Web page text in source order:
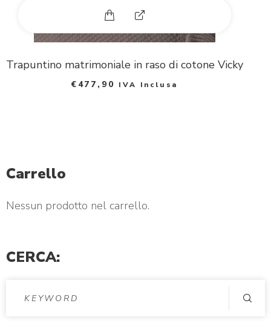
E
x
p
a
o
Trapuntino matrimoniale in raso di cotone Vicky
€ 477,90 IVA Inclusa
Carrello
Nessun prodotto nel carrello.
CERCA: